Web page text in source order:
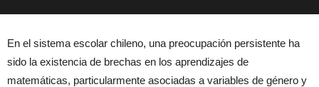
Columnas y
En el sistema escolar chileno, una preocupación persistente ha
sido la existencia de brechas en los aprendizajes de
matemáticas, particularmente asociadas a variables de género y